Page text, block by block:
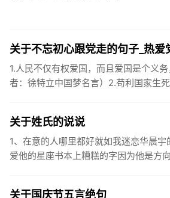
关于不忘初心跟党走的句子_热爱
1.人民不仅有权爱国，而且爱国是个义
者：徐特立中国梦名言）2.苟利国家生
关于姓氏的说说
1、在意的人哪里都好就如我迷恋华晨
爱他的星座书本上糟糕的字因为他是方
关于国庆节五言绝句